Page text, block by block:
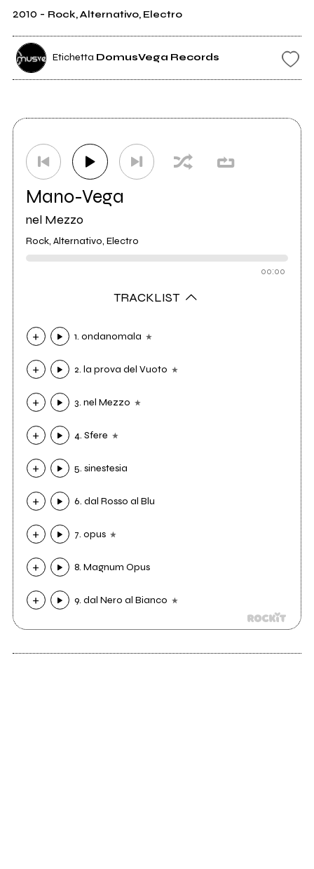
2010- Rock, Alternativo, Electro
Etichetta DomusVega Records
Mano-Vega
nel Mezzo
Rock, Alternativo, Electro
00:00
TRACKLIST
1. ondanomala
2. la prova del Vuoto
3. nel Mezzo
4. Sfere
5. sinestesia
6. dal Rosso al Blu
7. opus
8. Magnum Opus
9. dal Nero al Bianco